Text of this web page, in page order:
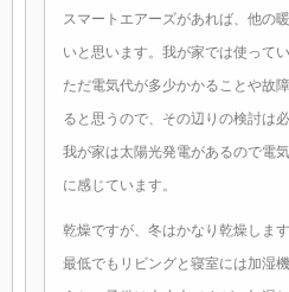
スマートエアーズがあれば、他の
いと思います。我が家では使ってい
ただ電気代が多少かかることや故
ると思うので、その辺りの検討は
我が家は太陽光発電があるので電
に感じています。
乾燥ですが、冬はかなり乾燥します
最低でもリビングと寝室には加湿